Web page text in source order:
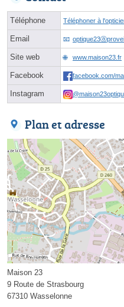
Téléphone Téléphoner à
Email
Site web www.maison23.fr
Facebook facebook.com/
Instagram
Plan et adresse
Maison 23
9 Route de Strasbourg
67310 Wasselonne